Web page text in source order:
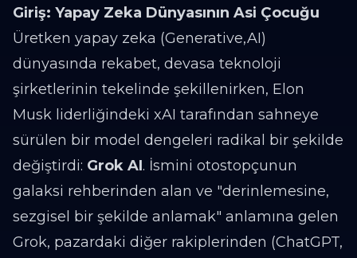
Giriş: Yapay Zeka Dünyasının Asi Çocuğu
Üretken yapay zeka (Generative,AI)
dünyasında rekabet, devasa teknoloji
şirketlerinin tekelinde şekillenirken, Elon
Musk liderliğindeki xAI tarafından sahneye
sürülen bir model dengeleri radikal bir şekilde
değiştirdi: Grok AI. İsmini otostopçunun
galaksi rehberinden alan ve "derinlemesine,
sezgisel bir şekilde anlamak" anlamına gelen
Grok, pazardaki diğer rakiplerinden (ChatGPT,